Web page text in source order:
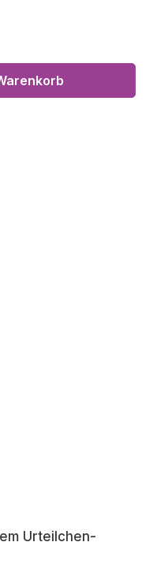
oder benutze die
Urteilchen-